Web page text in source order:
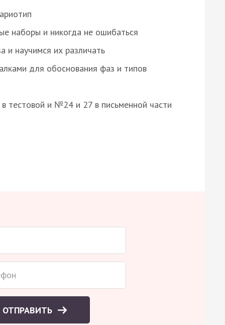
наборы и никогда не ошибаться
и научимся их различать
для обоснования фаз и типов
тестовой и №24 и 27 в письменной части
ОТПРАВИТЬ